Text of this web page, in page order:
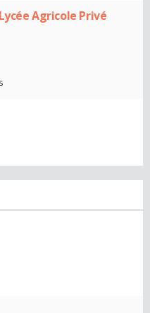
Agricole Privé